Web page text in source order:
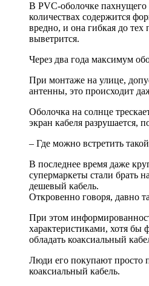
В PVC-оболочке пахнущего
количествах содержится
вредно, и она гибкая до
выветрится.
Через два года максимум
При монтаже на улице,
антенны, это происходит
Оболочка на солнце
экран кабеля разрушается,
– Где можно встретить
В последнее время даже
супермаркеты стали брать
дешевый кабель.
Откровенно говоря, давно
При этом
характеристиками, хотя бы
обладать коаксиальный
Люди его покупают просто
коаксиальный кабель.